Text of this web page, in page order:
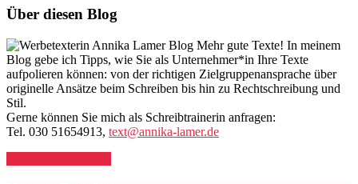
Über diesen Blog
Mehr gute Texte! In meinem
Blog gebe ich Tipps, wie Sie als Unternehmer*in Ihre Texte
aufpolieren können: von der richtigen Zielgruppenansprache über
originelle Ansätze beim Schreiben bis hin zu Rechtschreibung und
Stil.
Gerne können Sie mich als Schreibtrainerin anfragen:
Tel. 030 51654913, text@annika-lamer.de